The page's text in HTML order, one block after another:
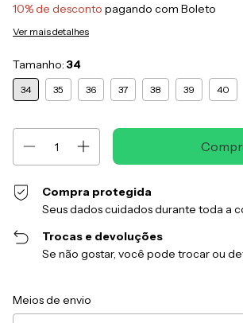
10% de desconto pagando com Boleto
Ver mais detalhes
Tamanho: 34
34 35 36 37 38 39 40
Compra protegida
Seus dados cuidados durante toda a
Trocas e devoluções
Se não gostar, você pode trocar ou
Entregas para o CEP:
Meios de envio